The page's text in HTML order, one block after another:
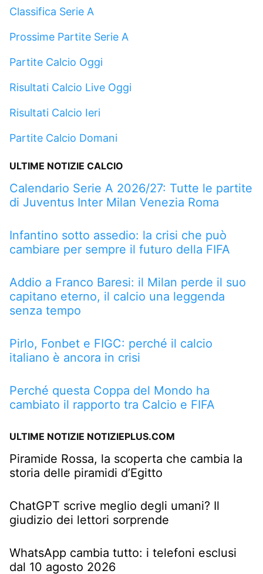
Classifica Serie A
Prossime Partite Serie A
Partite Calcio Oggi
Risultati Calcio Live Oggi
Risultati Calcio Ieri
Partite Calcio Domani
ULTIME NOTIZIE CALCIO
Calendario Serie A 2026/27: Tutte le partite
di Juventus Inter Milan Venezia Roma
Infantino sotto assedio: la crisi che può
cambiare per sempre il futuro della FIFA
Addio a Franco Baresi: il Milan perde il suo
capitano eterno, il calcio una leggenda
senza tempo
Pirlo, Fonbet e FIGC: perché il calcio
italiano è ancora in crisi
Perché questa Coppa del Mondo ha
cambiato il rapporto tra Calcio e FIFA
ULTIME NOTIZIE NOTIZIEPLUS.COM
Piramide Rossa, la scoperta che cambia la
storia delle piramidi d’Egitto
ChatGPT scrive meglio degli umani? Il
giudizio dei lettori sorprende
WhatsApp cambia tutto: i telefoni esclusi
dal 10 agosto 2026